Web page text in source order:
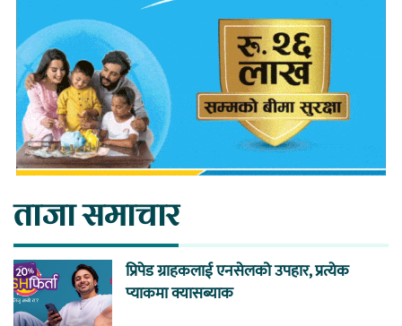
ताजा समाचार
प्रिपेड ग्राहकलाई एनसेलको उपहार, प्रत्येक
प्याकमा क्यासब्याक